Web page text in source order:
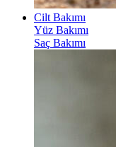
Cilt Bakımı
Yüz Bakımı
Saç Bakımı